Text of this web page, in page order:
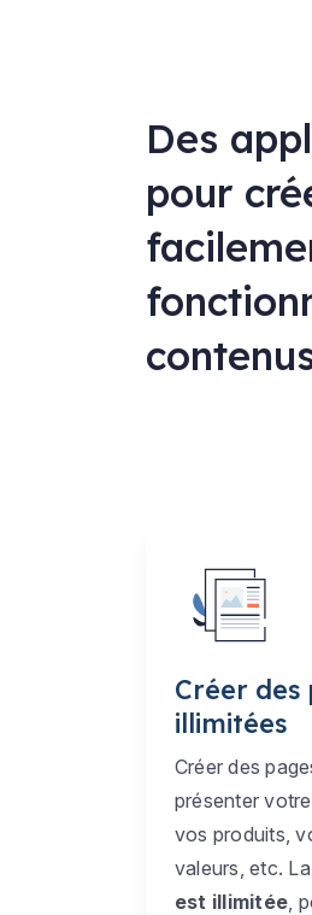
Des
pour
Créer des
illimitées
Créer des
présenter
vos produits,
valeurs, etc. La
est illimitée ,